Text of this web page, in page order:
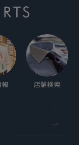
わせ
報 店舗検索